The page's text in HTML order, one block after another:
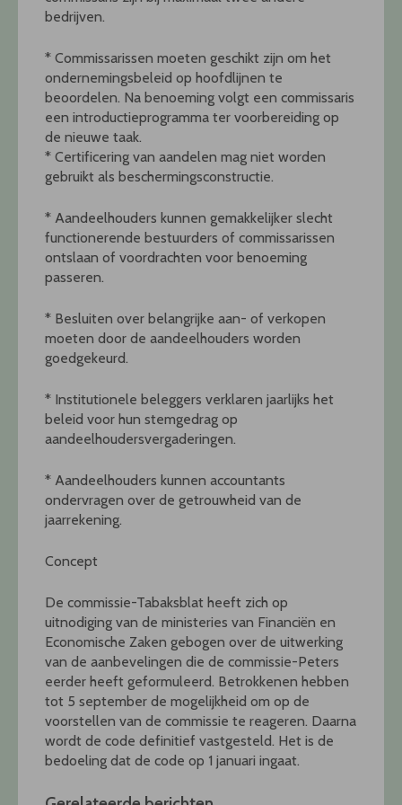
bedrijven.
* Commissarissen moeten geschikt zijn om het
ondernemingsbeleid op hoofdlijnen te
beoordelen. Na benoeming volgt een commissaris
een introductieprogramma ter voorbereiding op
de nieuwe taak.
* Certificering van aandelen mag niet worden
gebruikt als beschermingsconstructie.
* Aandeelhouders kunnen gemakkelijker slecht
functionerende bestuurders of commissarissen
ontslaan of voordrachten voor benoeming
passeren.
* Besluiten over belangrijke aan- of verkopen
moeten door de aandeelhouders worden
goedgekeurd.
* Institutionele beleggers verklaren jaarlijks het
beleid voor hun stemgedrag op
aandeelhoudersvergaderingen.
* Aandeelhouders kunnen accountants
ondervragen over de getrouwheid van de
jaarrekening.
Concept
De commissie-Tabaksblat heeft zich op
uitnodiging van de ministeries van Financiën en
Economische Zaken gebogen over de uitwerking
van de aanbevelingen die de commissie-Peters
eerder heeft geformuleerd. Betrokkenen hebben
tot 5 september de mogelijkheid om op de
voorstellen van de commissie te reageren. Daarna
wordt de code definitief vastgesteld. Het is de
bedoeling dat de code op 1 januari ingaat.